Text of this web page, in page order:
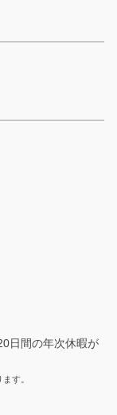
日間の年次休暇が
す。